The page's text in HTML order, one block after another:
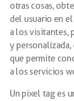
otras cosas,
del usuario en
a los visitantes,
y
que permite
a los servicios
Un pixel tag es